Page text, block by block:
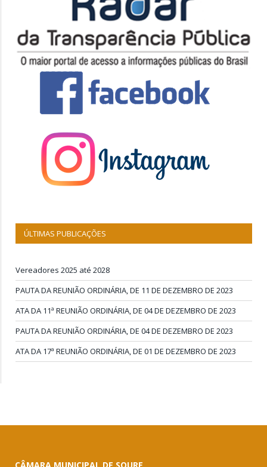
ÚLTIMAS PUBLICAÇÕES
Vereadores 2025 até 2028
PAUTA DA REUNIÃO ORDINÁRIA, DE 11 DE DEZEMBRO DE 2023
ATA DA 11ª REUNIÃO ORDINÁRIA, DE 04 DE DEZEMBRO DE 2023
PAUTA DA REUNIÃO ORDINÁRIA, DE 04 DE DEZEMBRO DE 2023
ATA DA 17ª REUNIÃO ORDINÁRIA, DE 01 DE DEZEMBRO DE 2023